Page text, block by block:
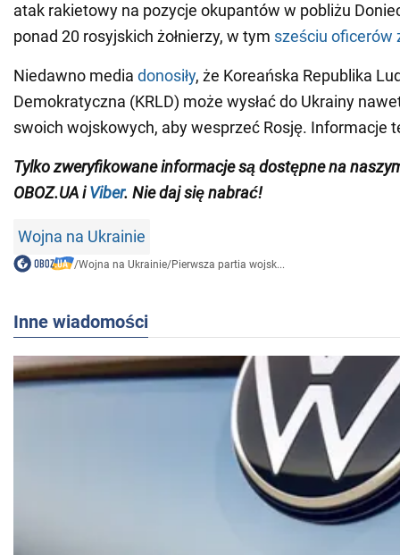
atak rakietowy na pozycje okupantów w pobliżu
ponad 20 rosyjskich żołnierzy, w tym sześciu oficerów
Niedawno media donosiły, że Koreańska Republika
Demokratyczna (KRLD) może wysłać do Ukrainy
swoich wojskowych, aby wesprzeć Rosję. Informacje
Tylko zweryfikowane informacje są dostępne na
OBOZ.UA iViber. Nie daj się nabrać!
Wojna na Ukrainie
/Wojna na Ukrainie/Pierwsza partia wojsk...
Inne wiadomości